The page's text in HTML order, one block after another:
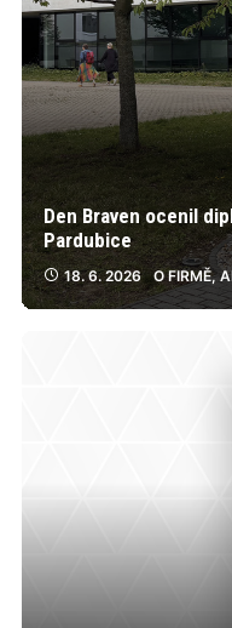
Den Braven ocenil
Pardubice
18. 6. 2026 O FIRMĚ,